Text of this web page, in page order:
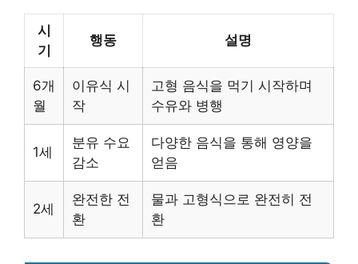
시
기
행동 설명
6개
월
이유식 시
작
고형 음식을 먹기 시작하며
수유와 병행
1세
분유 수요
감소
다양한 음식을 통해 영양을
얻음
2세
완전한 전
환
물과 고형식으로 완전히 전
환